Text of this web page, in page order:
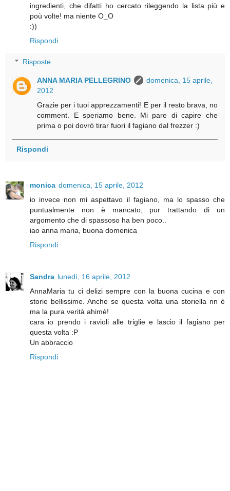
ingredienti, che difatti ho cercato rileggendo la lista più e
poù volte! ma niente O_O
:))
Rispondi
Risposte
ANNA MARIA PELLEGRINO
domenica, 15 aprile,
2012
Grazie per i tuoi apprezzamenti! E per il resto brava, no
comment. E speriamo bene. Mi pare di capire che
prima o poi dovrò tirar fuori il fagiano dal frezzer :)
Rispondi
monica domenica, 15 aprile, 2012
io invece non mi aspettavo il fagiano, ma lo spasso che
puntualmente non è mancato, pur trattando di un
argomento che di spassoso ha ben poco..
iao anna maria, buona domenica
Rispondi
Sandra lunedì, 16 aprile, 2012
AnnaMaria tu ci delizi sempre con la buona cucina e con
storie bellissime. Anche se questa volta una storiella nn è
ma la pura verità ahimè!
cara io prendo i ravioli alle triglie e lascio il fagiano per
questa volta :P
Un abbraccio
Rispondi